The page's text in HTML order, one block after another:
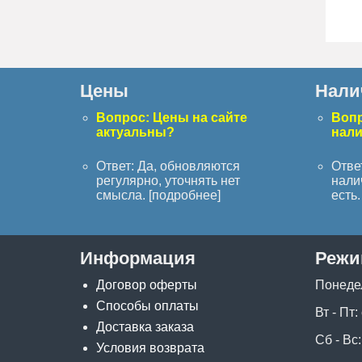
Цены
Вопрос: Цены на сайте
актуальны?
Ответ: Да, обновляются
регулярно, уточнять нет
смысла. [подробнее]
Информация
Договор оферты
Способы оплаты
Доставка заказа
Условия возврата
Вт -
Сб -